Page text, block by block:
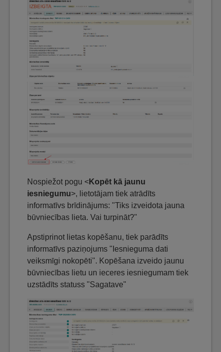
Nospiežot pogu <Kopēt kā jaunu
iesniegumu>, lietotājam tiek atrādīts
informatīvs brīdinājums: "Tiks izveidota jauna
būvniecības lieta. Vai turpināt?"
Apstiprinot lietas kopēšanu, tiek parādīts
informatīvs paziņojums "Iesnieguma dati
veiksmīgi nokopēti". Kopēšana izveido jaunu
būvniecības lietu un ieceres iesniegumam tiek
uzstādīts statuss "Sagatave"